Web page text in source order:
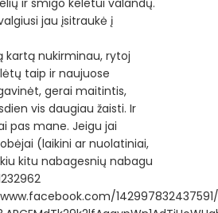
jau įsitraukė į
kartą nukirminau, rytoj
taip ir naujuose
gerai maitintis,
vis daugiau žaisti. Ir
pas mane. Jeigu jai
(laikini ar nuolatiniai,
kitu nabagesnių nabagu